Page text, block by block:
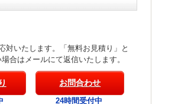
対いたします。「無料お見積り」と
合はメールにて返信いたします。
お問合わせ
24時間受付中